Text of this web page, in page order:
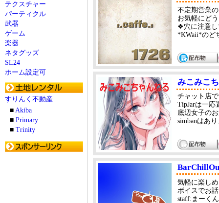
テクスチャー
パーティクル
武器
ゲーム
楽器
ネタグッズ
SL24
ホーム設定可
すりんく不動産
■ Akiba
■ Primary
■ Trinity
不定期営業
お気軽にど
❖穴に注意
*KWaii*のど
みこみこ
チャット店
TipJarは一応
底辺女子の
simbanはあ
気軽に楽し
ボイスでお
staff:まーく